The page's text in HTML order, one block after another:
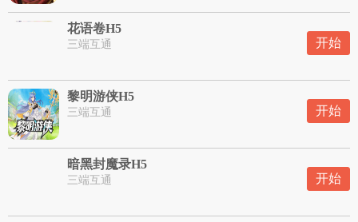
花语卷H5
三端互通 开始
黎明游侠H5
三端互通 开始
暗黑封魔录H5
三端互通 开始